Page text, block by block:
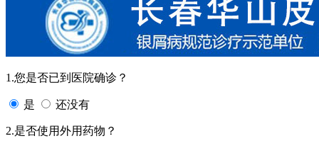
1.您是否已到医院确诊？
是 还没有
2.是否使用外用药物？